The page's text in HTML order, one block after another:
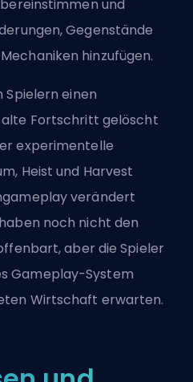
und
Gegenstände
hinzufügen.
Spielern einen
alte Fortschritt gelöscht
experimentelle
Heist und Harvest
verändert
noch nicht den
aber die Spieler
Gameplay-System
Wirtschaft erwarten.